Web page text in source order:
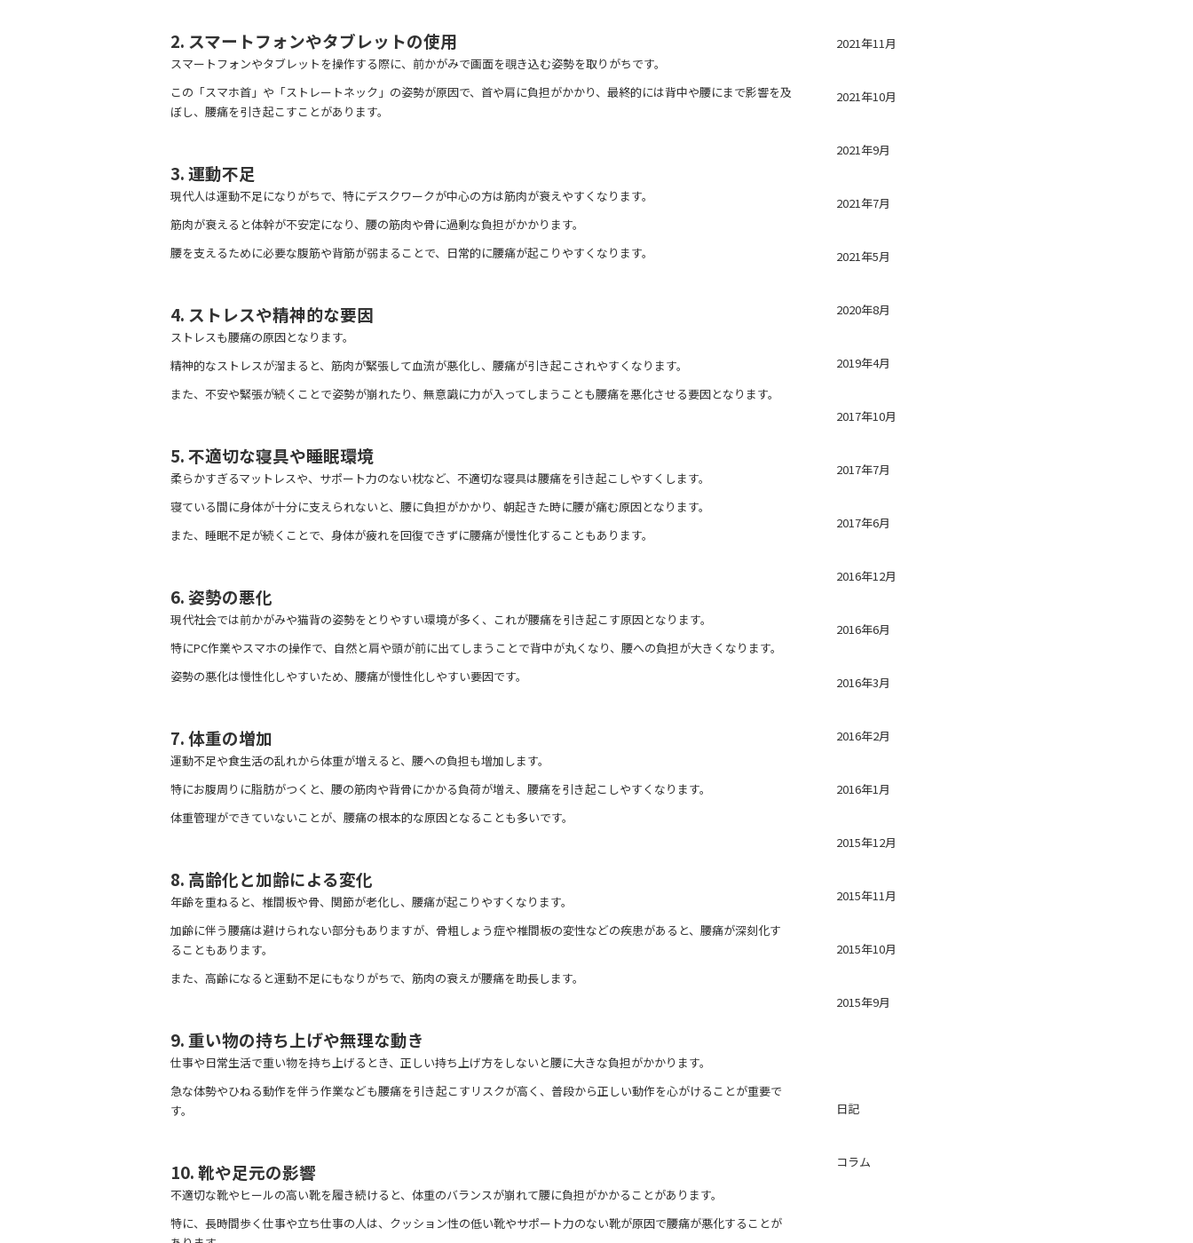
2. スマートフォンやタブレットの使用
スマートフォンやタブレットを操作する際に、前かがみで画面を覗き込む姿勢を取りがちです。
この「スマホ首」や「ストレートネック」の姿勢が原因で、首や肩に負担がかかり、最終的には背中や腰にまで影響を及
ぼし、腰痛を引き起こすことがあります。
3. 運動不足
現代人は運動不足になりがちで、特にデスクワークが中心の方は筋肉が衰えやすくなります。
筋肉が衰えると体幹が不安定になり、腰の筋肉や骨に過剰な負担がかかります。
腰を支えるために必要な腹筋や背筋が弱まることで、日常的に腰痛が起こりやすくなります。
4. ストレスや精神的な要因
ストレスも腰痛の原因となります。
精神的なストレスが溜まると、筋肉が緊張して血流が悪化し、腰痛が引き起こされやすくなります。
また、不安や緊張が続くことで姿勢が崩れたり、無意識に力が入ってしまうことも腰痛を悪化させる要因となります。
5. 不適切な寝具や睡眠環境
柔らかすぎるマットレスや、サポート力のない枕など、不適切な寝具は腰痛を引き起こしやすくします。
寝ている間に身体が十分に支えられないと、腰に負担がかかり、朝起きた時に腰が痛む原因となります。
また、睡眠不足が続くことで、身体が疲れを回復できずに腰痛が慢性化することもあります。
6. 姿勢の悪化
現代社会では前かがみや猫背の姿勢をとりやすい環境が多く、これが腰痛を引き起こす原因となります。
特にPC作業やスマホの操作で、自然と肩や頭が前に出てしまうことで背中が丸くなり、腰への負担が大きくなります。
姿勢の悪化は慢性化しやすいため、腰痛が慢性化しやすい要因です。
7. 体重の増加
運動不足や食生活の乱れから体重が増えると、腰への負担も増加します。
特にお腹周りに脂肪がつくと、腰の筋肉や背骨にかかる負荷が増え、腰痛を引き起こしやすくなります。
体重管理ができていないことが、腰痛の根本的な原因となることも多いです。
8. 高齢化と加齢による変化
年齢を重ねると、椎間板や骨、関節が老化し、腰痛が起こりやすくなります。
加齢に伴う腰痛は避けられない部分もありますが、骨粗しょう症や椎間板の変性などの疾患があると、腰痛が深刻化す
ることもあります。
また、高齢になると運動不足にもなりがちで、筋肉の衰えが腰痛を助長します。
9. 重い物の持ち上げや無理な動き
仕事や日常生活で重い物を持ち上げるとき、正しい持ち上げ方をしないと腰に大きな負担がかかります。
急な体勢やひねる動作を伴う作業なども腰痛を引き起こすリスクが高く、普段から正しい動作を心がけることが重要で
す。
10. 靴や足元の影響
不適切な靴やヒールの高い靴を履き続けると、体重のバランスが崩れて腰に負担がかかることがあります。
特に、長時間歩く仕事や立ち仕事の人は、クッション性の低い靴やサポート力のない靴が原因で腰痛が悪化することが
2021年11月
2021年10月
2021年9月
2021年7月
2021年5月
2020年8月
2019年4月
2017年10月
2017年7月
2017年6月
2016年12月
2016年6月
2016年3月
2016年2月
2016年1月
2015年12月
2015年11月
2015年10月
2015年9月
日記
コラム